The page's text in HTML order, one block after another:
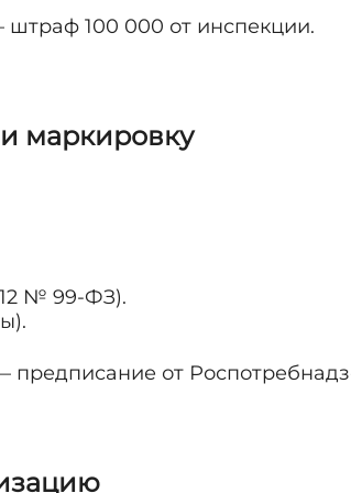
штраф 100 000 от инспекции.
маркировку
№ 99-ФЗ).
от